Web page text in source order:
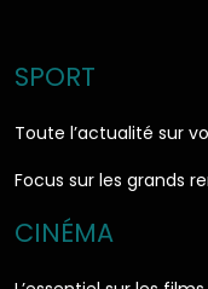
SPORT
Toute l’actualité sur
Focus sur les grands
CINÉMA